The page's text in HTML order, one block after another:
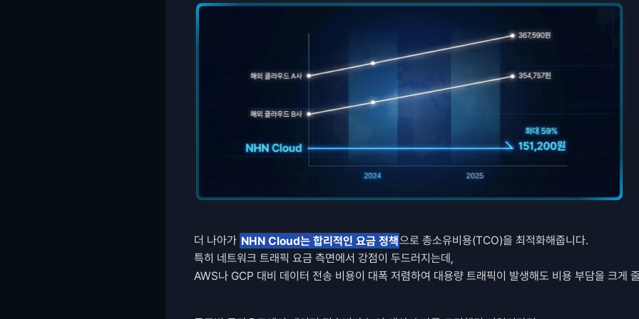
더 나아가 NHN Cloud는 합리적인 요금 정책으로 총소유비용(TCO)을 최적화해줍니다.
특히 네트워크 트래픽 요금 측면에서 강점이 두드러지는데,
AWS나 GCP 대비 데이터 전송 비용이 대폭 저렴하여 대용량 트래픽이 발생해도 비용 부담을 크게